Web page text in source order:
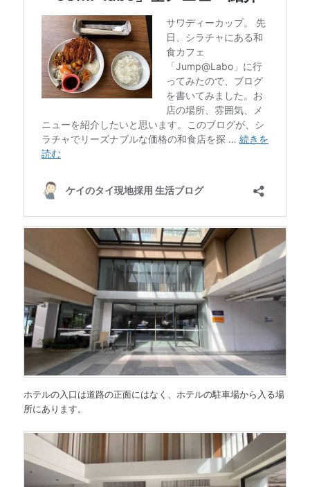
ホテルの入口は道路の正面にはなく、ホテルの駐車場から入る場
所にあります。